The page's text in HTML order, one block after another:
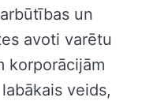
un
avoti varētu
korporācijām
veids,